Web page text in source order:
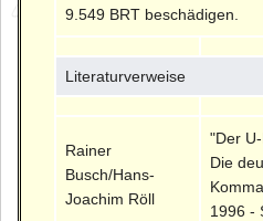
9.549 BRT beschädigen.
Literaturverweise
Rainer
Busch/Hans-
Joachim Röll
"Der
Die
1996 -